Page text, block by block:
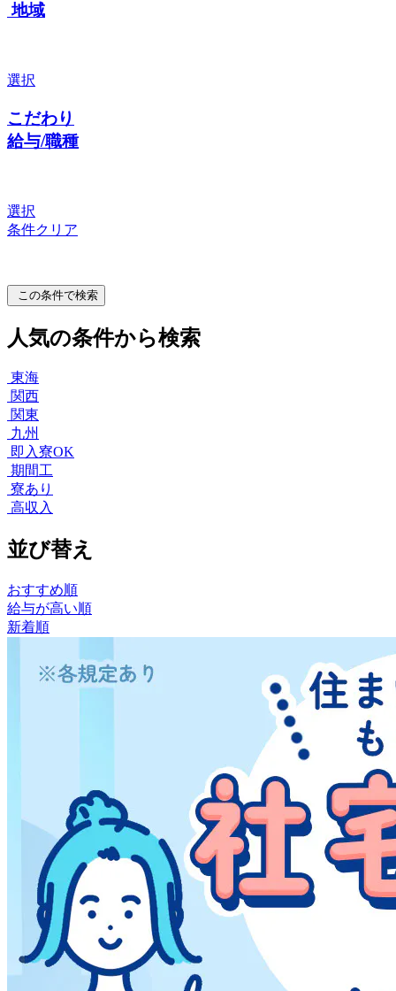
地域
選択
こだわり
給与/職種
選択
条件クリア
この条件で検索
人気の条件から検索
東海
関西
関東
九州
即入寮OK
期間工
寮あり
高収入
並び替え
おすすめ順
給与が高い順
新着順